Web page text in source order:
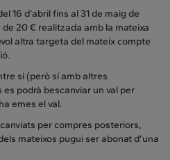
16 d’abril fins al 31 de maig de
20 € realitzada amb la mateixa
altra targeta del mateix compte
si (però sí amb altres
podrà bescanviar un val per
emes el val.
per compres posteriors,
mateixos pugui ser abonat d’una